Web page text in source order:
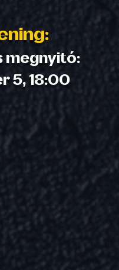
megnyitó:
5, 18:00